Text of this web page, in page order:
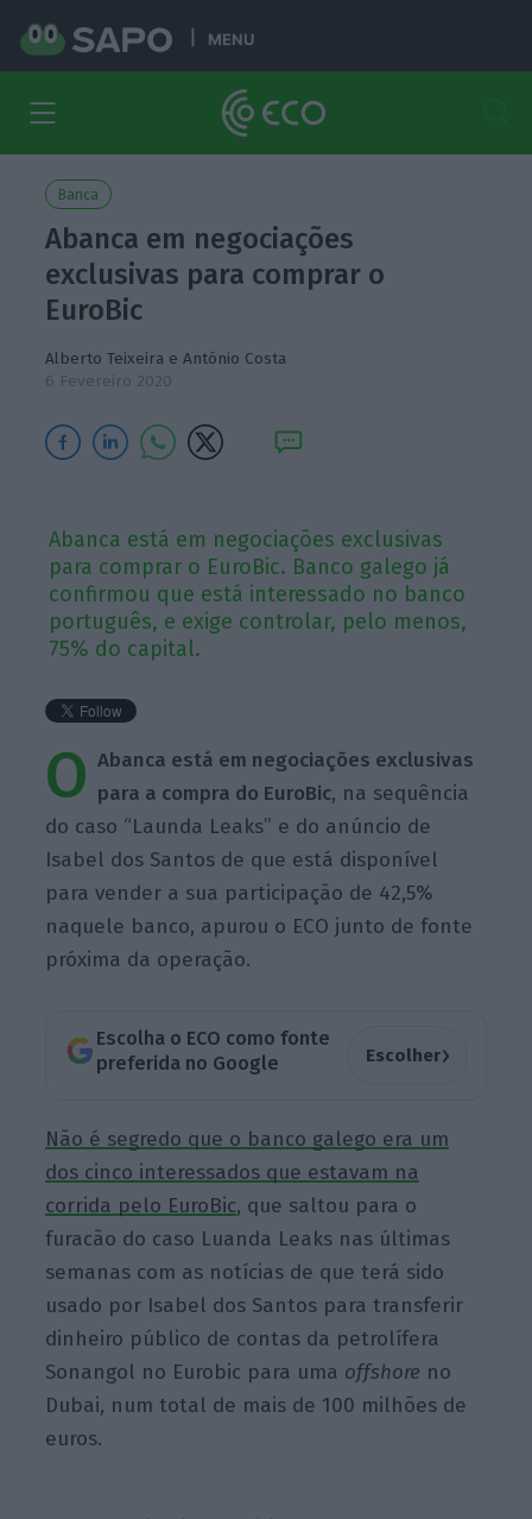
MENU
Banca
Abanca em negociações
exclusivas para comprar o
EuroBic
Alberto Teixeira eAntónio Costa
6 Fevereiro 2020
Abanca está em negociações exclusivas
para comprar o EuroBic. Banco galego já
confirmou que está interessado no banco
português, e exige controlar, pelo menos,
75% do capital.
O Abanca está em negociações exclusivas
para a compra do EuroBic, na sequência
do caso “Launda Leaks” e do anúncio de
Isabel dos Santos de que está disponível
para vender a sua participação de 42,5%
naquele banco, apurou o ECO junto de fonte
próxima da operação.
Escolha o ECO como fonte
preferida no Google
Escolher›
Não é segredo que o banco galego era um
dos cinco interessados que estavam na
corrida pelo EuroBic, que saltou para o
furacão do caso Luanda Leaks nas últimas
semanas com as notícias de que terá sido
usado por Isabel dos Santos para transferir
dinheiro público de contas da petrolífera
Sonangol no Eurobic para uma offshore no
Dubai, num total de mais de 100 milhões de
euros.